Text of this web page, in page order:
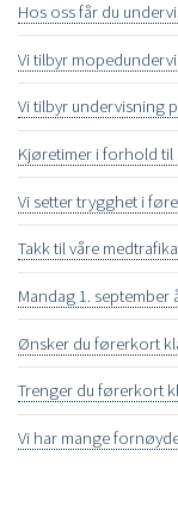
Hos oss får du
Vi tilbyr
Vi tilbyr undervisning
Kjøretimer i forhold
Vi setter trygghet i
Takk til våre
Mandag 1. september
Ønsker du førerkort
Trenger du førerkort
Vi har mange